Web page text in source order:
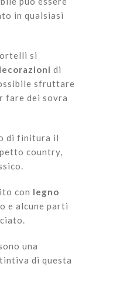
in qualsiasi
si
di
sfruttare
fare dei sovra
di finitura il
country,
con legno
e alcune parti
una
di questa